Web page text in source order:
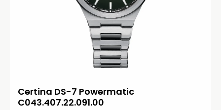
Certina DS-7 Powermatic
C043.407.22.091.00